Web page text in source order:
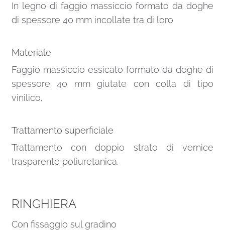
In legno di faggio massiccio formato da doghe
di spessore 40 mm incollate tra di loro
Materiale
Faggio massiccio essicato formato da doghe di
spessore 40 mm giutate con colla di tipo
vinilico.
Trattamento superficiale
Trattamento con doppio strato di vernice
trasparente poliuretanica.
RINGHIERA
Con fissaggio sul gradino